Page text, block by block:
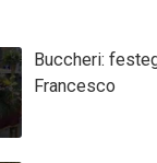
Buccheri:
Francesco